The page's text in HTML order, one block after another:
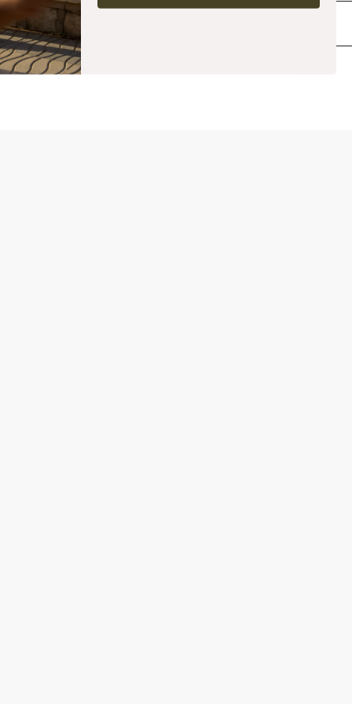
katoen, 9% nylon, 1% elastaan
Bezorging en retouren
Vergelijkbare producten